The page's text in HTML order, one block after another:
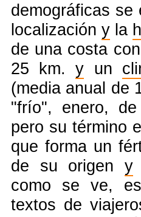
demográficas
localización y la
de una costa
25 km.y un
(media anual de
"frío", enero,
pero su término
que forma un
de su origeny
como se ve,
textos de